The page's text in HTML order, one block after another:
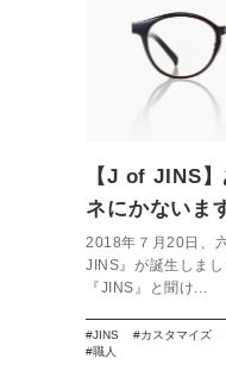
【J of JINS
ネにかないま
2018年７月20日、
JINS』が誕生しま
『JINS』と聞け...
JINS カスタマイズ
職人